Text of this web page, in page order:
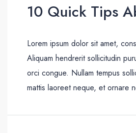
10 Quick Tips
Lorem ipsum dolor sit amet,
Aliquam hendrerit sollicitudin
orci congue. Nullam tempus
mattis laoreet neque, et ornare